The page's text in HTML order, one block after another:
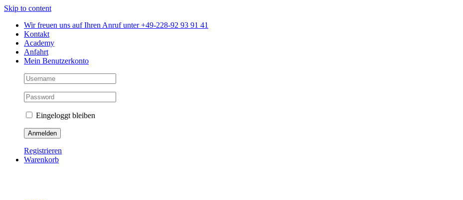
Skip to content
Wir freuen uns auf Ihren Anruf unter +49-228-92 93 91 41
Kontakt
Academy
Anfahrt
Mein Benutzerkonto
Eingeloggt bleiben
Registrieren
Warenkorb